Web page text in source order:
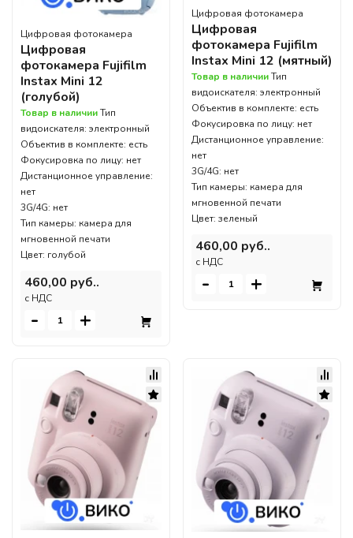
Цифровая фотокамера
Цифровая
фотокамера Fujifilm
Instax Mini 12
(голубой)
Товар в наличииТип
видоискателя: электронный
Объектив в комплекте: есть
Фокусировка по лицу: нет
Дистанционное управление:
нет
3G/4G: нет
Тип камеры: камера для
мгновенной печати
Цвет: голубой
460,00 руб..
c НДС
- +
Цифровая фотокамера
Цифровая
фотокамера Fujifilm
Instax Mini 12 (мятный)
Товар в наличииТип
видоискателя: электронный
Объектив в комплекте: есть
Фокусировка по лицу: нет
Дистанционное управление:
нет
3G/4G: нет
Тип камеры: камера для
мгновенной печати
Цвет: зеленый
460,00 руб..
c НДС
- +